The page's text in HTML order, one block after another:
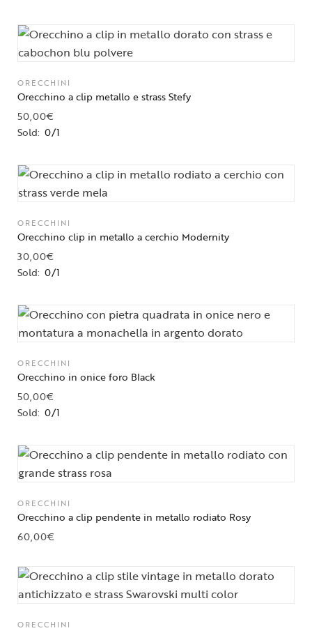
ORECCHINI
Orecchino a clip metallo e strass Stefy
50,00€
Sold: 0/1
ORECCHINI
Orecchino clip in metallo a cerchio Modernity
30,00€
Sold: 0/1
ORECCHINI
Orecchino in onice foro Black
50,00€
Sold: 0/1
ORECCHINI
Orecchino a clip pendente in metallo rodiato Rosy
60,00€
ORECCHINI